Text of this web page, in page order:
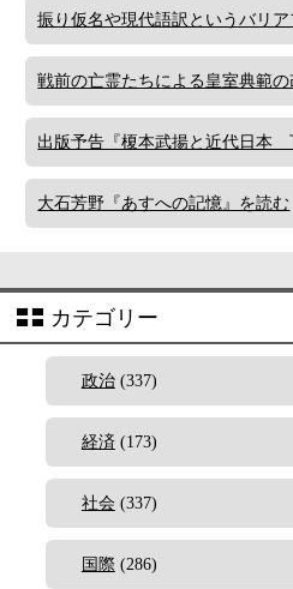
振り仮名や現代語訳というバリア
戦前の亡霊たちによる皇室典範の
出版予告『榎本武揚と近代日本
大石芳野『あすへの記憶』を読む
カテゴリー
政治(337)
経済(173)
社会(337)
国際 (286)